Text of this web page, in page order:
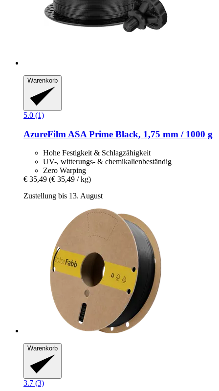
Warenkorb
5.0 (1)
AzureFilm ASA Prime Black, 1,75 mm / 1000 g
Hohe Festigkeit & Schlagzähigkeit
UV-, witterungs- & chemikalienbeständig
Zero Warping
€ 35,49 (€ 35,49 / kg)
Zustellung bis 13. August
Warenkorb
3.7 (3)